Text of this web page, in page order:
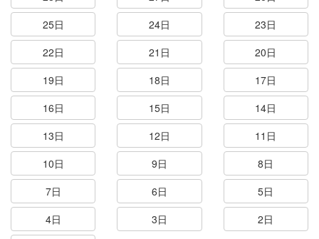
25日
24日
23日
22日
21日
20日
19日
18日
17日
16日
15日
14日
13日
12日
11日
10日
9日
8日
7日
6日
5日
4日
3日
2日